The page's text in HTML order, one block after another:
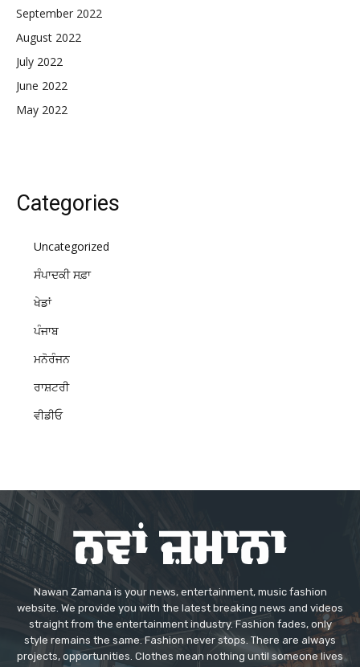
September 2022
August 2022
July 2022
June 2022
May 2022
Categories
Uncategorized
ਸੰਪਾਦਕੀ ਸਫ਼ਾ
ਖੇਡਾਂ
ਪੰਜਾਬ
ਮਨੋਰੰਜਨ
ਰਾਸ਼ਟਰੀ
ਵੀਡੀਓ
Nawan Zamana is your news, entertainment, music fashion
website. We provide you with the latest breaking news and videos
straight from the entertainment industry. Fashion fades, only
style remains the same. Fashion never stops. There are always
projects, opportunities. Clothes mean nothing until someone lives